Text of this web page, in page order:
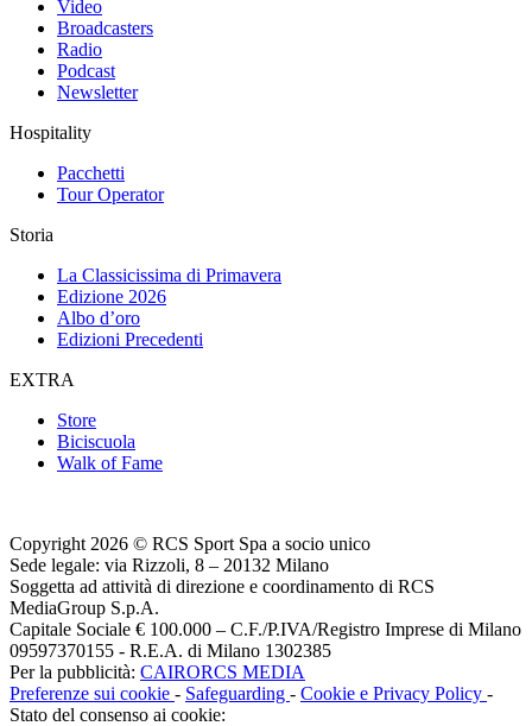
Video
Broadcasters
Radio
Podcast
Newsletter
Hospitality
Pacchetti
Tour Operator
Storia
La Classicissima di Primavera
Edizione 2026
Albo d’oro
Edizioni Precedenti
EXTRA
Store
Biciscuola
Walk of Fame
Copyright 2026 © RCS Sport Spa a socio unico
Sede legale: via Rizzoli, 8 – 20132 Milano
Soggetta ad attività di direzione e coordinamento di RCS
MediaGroup S.p.A.
Capitale Sociale € 100.000 – C.F./P.IVA/Registro Imprese di Milano
09597370155 - R.E.A. di Milano 1302385
Per la pubblicità: CAIRORCS MEDIA
Preferenze sui cookie - Safeguarding - Cookie e Privacy Policy -
Stato del consenso ai cookie: